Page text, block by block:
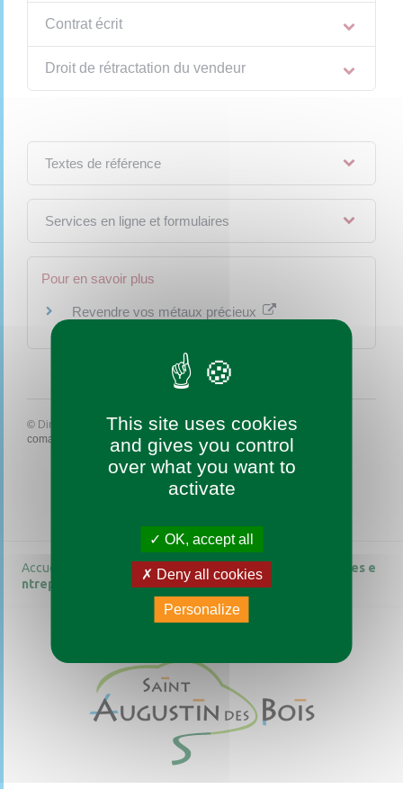
Contrat écrit
Droit de rétractation du vendeur
Textes de référence
Services en ligne et formulaires
Pour en savoir plus
Revendre vos métaux précieux
© Direction de l'information légale et administrative
comarquage developpé par
Accueil Vie pratique Guide des démarches
Pour les e
ntreprises
This site uses cookies
and gives you control
over what you want to
activate
OK, accept all
Deny all cookies
Personalize